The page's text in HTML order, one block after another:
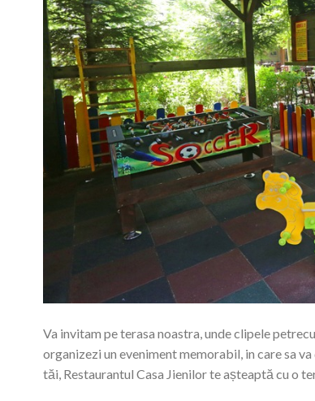
Va invitam pe terasa noastra, unde clipele
organizezi un eveniment memorabil, in care sa
tăi, Restaurantul Casa Jienilor te așteaptă cu o